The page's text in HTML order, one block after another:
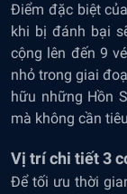
Điểm đặc biệt
khi bị đánh bại
cộng lên đến 9
nhỏ trong giai
hữu những Hồn
mà không cần
Vị trí chi tiết 3
Để tối ưu thời